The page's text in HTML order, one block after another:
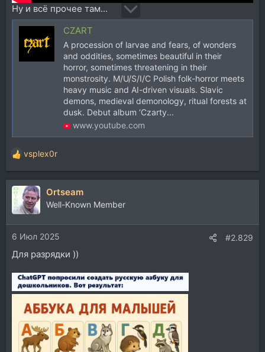
Ну и всё прочее там...
CZART
A procession of larvae and fears, of wonders
and oddities, sometimes beautiful in their
horror, sometimes threatening in their
monstrosity. M/U/S/I/C Polish folk-horror meets
heavy music and AI-driven visuals. Slavic
demons, medieval demonology, ritual forests at
dusk. Debut album ‘Czarty...
www.youtube.com
Р
е
а
к
ц
и
и
:
vsplex0r
Ortseam
Well-Known Member
6 Июл 2025 #2.829
Для разрядки ))